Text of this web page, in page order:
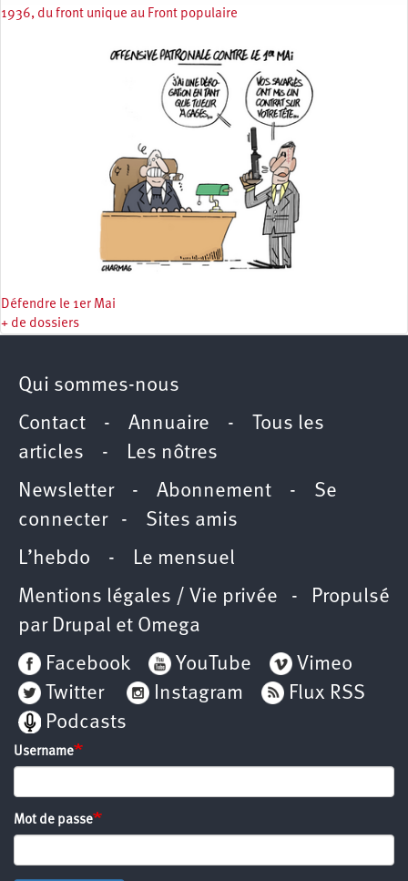
1936, du front unique au Front populaire
Défendre le 1er Mai
+ de dossiers
Qui sommes-nous
Contact - Annuaire -
Tous les
articles - Les nôtres
Newsletter- Abonnement - Se
connecter- Sites amis
L’hebdo - Le mensuel
Mentions légales / Vie privée - Propulsé
par Drupal et Omega
Facebook
YouTube
Vimeo
Twitter
Instagram
Flux RSS
Podcasts
Username
Mot de passe